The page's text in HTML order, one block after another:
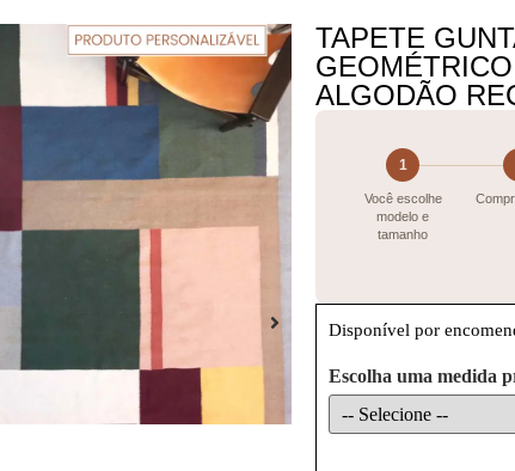
TAPETE
ALGODÃO
1
Você escolhe
modelo e
tamanho
Disponível por
Escolha uma medida